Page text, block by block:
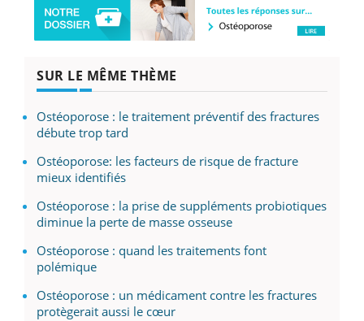
SUR LE MÊME THÈME
Ostéoporose : le traitement préventif des fractures
débute trop tard
Ostéoporose: les facteurs de risque de fracture
mieux identifiés
Ostéoporose : la prise de suppléments probiotiques
diminue la perte de masse osseuse
Ostéoporose : quand les traitements font
polémique
Ostéoporose : un médicament contre les fractures
protègerait aussi le cœur